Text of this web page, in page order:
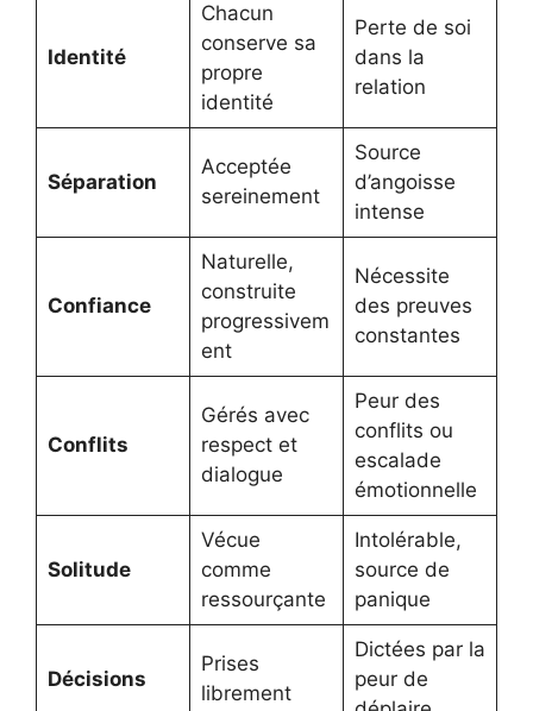
Identité
Chacun
conserve sa
propre
identité
Perte de soi
dans la
relation
Séparation
Acceptée
sereinement
Source
d’angoisse
intense
Confiance
Naturelle,
construite
progressivem
ent
Nécessite
des preuves
constantes
Conflits
Gérés avec
respect et
dialogue
Peur des
conflits ou
escalade
émotionnelle
Solitude
Vécue
comme
ressourçante
Intolérable,
source de
panique
Décisions
Prises
librement
Dictées par la
peur de